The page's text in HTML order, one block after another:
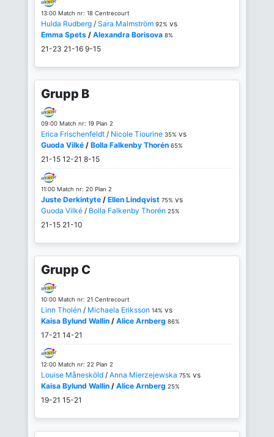
13:00 Match nr: 18 Centrecourt
Hulda Rudberg / Sara Malmström 92% vs
Emma Spets / Alexandra Borisova 8%
21-23 21-16 9-15
Grupp B
09:00 Match nr: 19 Plan 2
Erica Frischenfeldt / Nicole Tiourine 35% vs
Guoda Vilké / Bolla Falkenby Thorén 65%
21-15 12-21 8-15
11:00 Match nr: 20 Plan 2
Juste Derkintyte / Ellen Lindqvist 75% vs
Guoda Vilké / Bolla Falkenby Thorén 25%
21-15 21-10
Grupp C
10:00 Match nr: 21 Centrecourt
Linn Tholén / Michaela Eriksson 14% vs
Kaisa Bylund Wallin / Alice Arnberg 86%
17-21 14-21
12:00 Match nr: 22 Plan 2
Louise Månesköld / Anna Mierzejewska 75% vs
Kaisa Bylund Wallin / Alice Arnberg 25%
19-21 15-21